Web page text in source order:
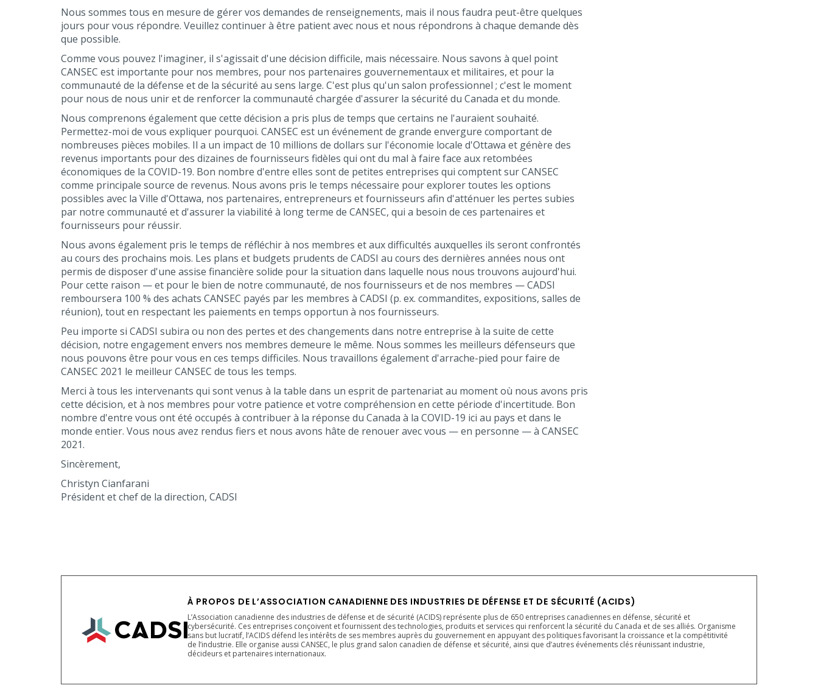
Nous sommes tous en mesure de gérer vos demandes de renseignements, mais il nous faudra peut-être quelques
jours pour vous répondre. Veuillez continuer à être patient avec nous et nous répondrons à chaque demande dès
que possible.
Comme vous pouvez l'imaginer, il s'agissait d'une décision difficile, mais nécessaire. Nous savons à quel point
CANSEC est importante pour nos membres, pour nos partenaires gouvernementaux et militaires, et pour la
communauté de la défense et de la sécurité au sens large. C'est plus qu'un salon professionnel ; c'est le moment
pour nous de nous unir et de renforcer la communauté chargée d'assurer la sécurité du Canada et du monde.
Nous comprenons également que cette décision a pris plus de temps que certains ne l'auraient souhaité.
Permettez-moi de vous expliquer pourquoi. CANSEC est un événement de grande envergure comportant de
nombreuses pièces mobiles. Il a un impact de 10 millions de dollars sur l'économie locale d'Ottawa et génère des
revenus importants pour des dizaines de fournisseurs fidèles qui ont du mal à faire face aux retombées
économiques de la COVID-19. Bon nombre d'entre elles sont de petites entreprises qui comptent sur CANSEC
comme principale source de revenus. Nous avons pris le temps nécessaire pour explorer toutes les options
possibles avec la Ville d'Ottawa, nos partenaires, entrepreneurs et fournisseurs afin d'atténuer les pertes subies
par notre communauté et d'assurer la viabilité à long terme de CANSEC, qui a besoin de ces partenaires et
fournisseurs pour réussir.
Nous avons également pris le temps de réfléchir à nos membres et aux difficultés auxquelles ils seront confrontés
au cours des prochains mois. Les plans et budgets prudents de CADSI au cours des dernières années nous ont
permis de disposer d'une assise financière solide pour la situation dans laquelle nous nous trouvons aujourd'hui.
Pour cette raison — et pour le bien de notre communauté, de nos fournisseurs et de nos membres — CADSI
remboursera 100 % des achats CANSEC payés par les membres à CADSI (p. ex. commandites, expositions, salles de
réunion), tout en respectant les paiements en temps opportun à nos fournisseurs.
Peu importe si CADSI subira ou non des pertes et des changements dans notre entreprise à la suite de cette
décision, notre engagement envers nos membres demeure le même. Nous sommes les meilleurs défenseurs que
nous pouvons être pour vous en ces temps difficiles. Nous travaillons également d'arrache-pied pour faire de
CANSEC 2021 le meilleur CANSEC de tous les temps.
Merci à tous les intervenants qui sont venus à la table dans un esprit de partenariat au moment où nous avons pris
cette décision, et à nos membres pour votre patience et votre compréhension en cette période d'incertitude. Bon
nombre d'entre vous ont été occupés à contribuer à la réponse du Canada à la COVID-19 ici au pays et dans le
monde entier. Vous nous avez rendus fiers et nous avons hâte de renouer avec vous — en personne — à CANSEC
2021.
Sincèrement,
Christyn Cianfarani
Président et chef de la direction, CADSI
À PROPOS DE L’ASSOCIATION CANADIENNE DES INDUSTRIES DE DÉFENSE ET DE SÉCURITÉ (ACIDS)
L’Association canadienne des industries de défense et de sécurité (ACIDS) représente plus de 650 entreprises canadiennes en défense, sécurité et
cybersécurité. Ces entreprises conçoivent et fournissent des technologies, produits et services qui renforcent la sécurité du Canada et de ses alliés. Organisme
sans but lucratif, l’ACIDS défend les intérêts de ses membres auprès du gouvernement en appuyant des politiques favorisant la croissance et la compétitivité
de l’industrie. Elle organise aussi CANSEC, le plus grand salon canadien de défense et sécurité, ainsi que d’autres événements clés réunissant industrie,
décideurs et partenaires internationaux.